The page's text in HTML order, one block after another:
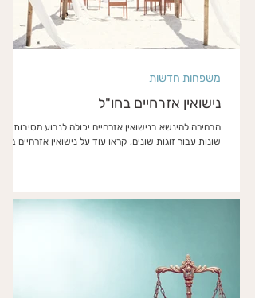
נישואין אזרחיים בחו"ל
הבחירה להינשא בנישואין אזרחיים יכולה לנבוע מסיבות
שונות עבור זוגות שונים, קראו עוד על נישואין אזרחיים
משפחות חדשות